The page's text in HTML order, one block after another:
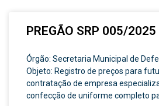
PREGÃO SRP 005/
Órgão: Secretaria Municipal de
Objeto: Registro de preços para
contratação de empresa
confecção de uniforme completo